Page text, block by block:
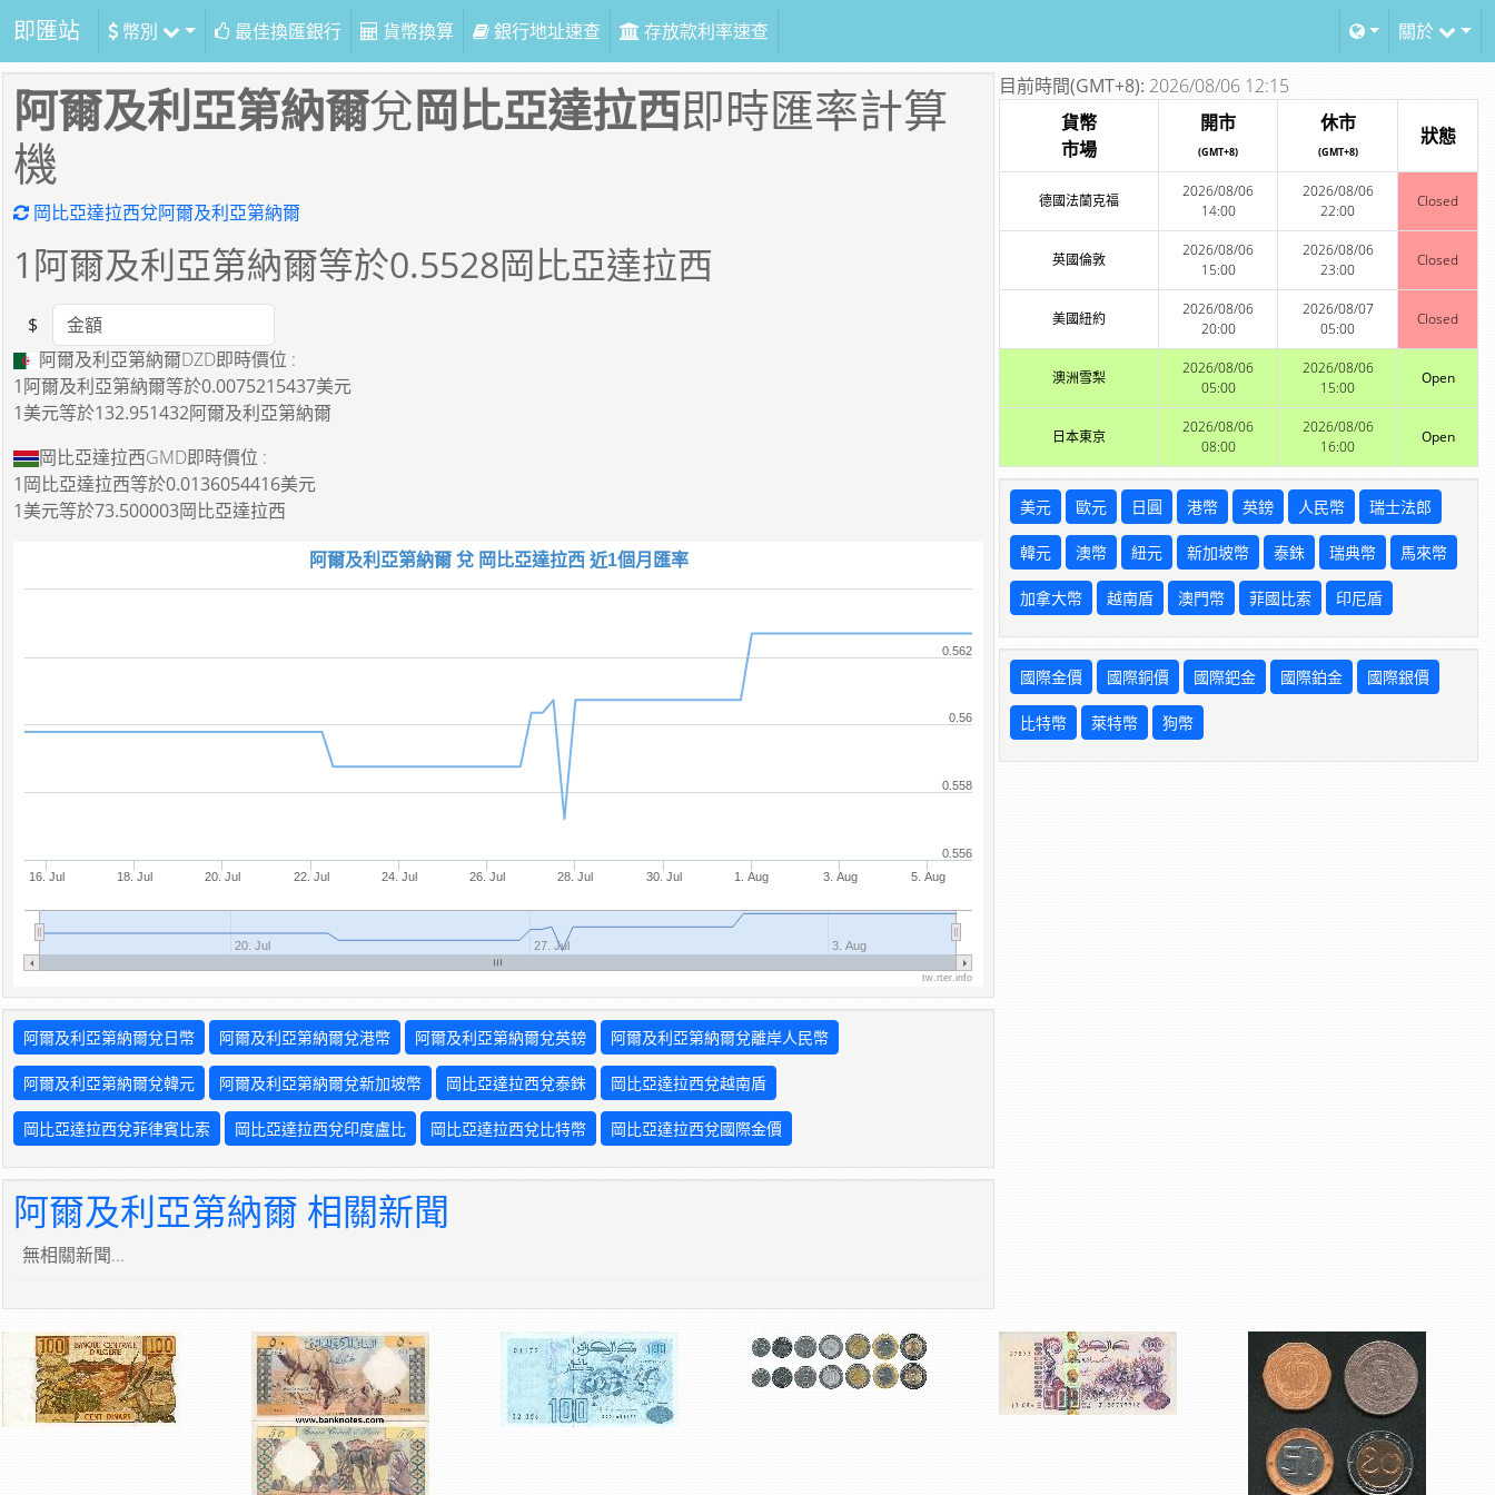
即匯站 幣別 最佳換匯銀行 貨幣換算 銀行地址速查 存放款利率速查 關於
阿爾及利亞第納爾兌岡比亞達拉西即時匯率計算
機
岡比亞達拉西兌阿爾及利亞第納爾
1阿爾及利亞第納爾等於0.5528岡比亞達拉西
Amount
$
阿爾及利亞第納爾DZD即時價位 :
1阿爾及利亞第納爾等於0.0075215437美元
1美元等於132.951432阿爾及利亞第納爾
岡比亞達拉西GMD即時價位 :
1岡比亞達拉西等於0.0136054416美元
1美元等於73.500003岡比亞達拉西
阿爾及利亞第納爾 兌 岡比亞達拉西 近1個月匯率
16. Jul 18. Jul 20. Jul 22. Jul 24. Jul 26. Jul 28. Jul 30. Jul 1. Aug 3. Aug 5. Aug
20. Jul 27. Jul 3. Aug
0.556
0.558
0.56
0.562
tw.rter.info
阿爾及利亞第納爾兌日幣 阿爾及利亞第納爾兌港幣 阿爾及利亞第納爾兌英鎊 阿爾及利亞第納爾兌離岸人民幣
阿爾及利亞第納爾兌韓元 阿爾及利亞第納爾兌新加坡幣 岡比亞達拉西兌泰銖 岡比亞達拉西兌越南盾
岡比亞達拉西兌菲律賓比索 岡比亞達拉西兌印度盧比 岡比亞達拉西兌比特幣 岡比亞達拉西兌國際金價
阿爾及利亞第納爾 相關新聞
無相關新聞...
目前時間(GMT+8): 2026/08/06 12:15
貨幣
市場
開市
(GMT+8)
休市
(GMT+8)
狀態
德國法蘭克福
2026/08/06
14:00
2026/08/06
22:00
Closed
英國倫敦
2026/08/06
15:00
2026/08/06
23:00
Closed
美國紐約
2026/08/06
20:00
2026/08/07
05:00
Closed
澳洲雪梨
2026/08/06
05:00
2026/08/06
15:00
Open
日本東京
2026/08/06
08:00
2026/08/06
16:00
Open
美元 歐元 日圓 港幣 英鎊 人民幣 瑞士法郎
韓元 澳幣 紐元 新加坡幣 泰銖 瑞典幣 馬來幣
加拿大幣 越南盾 澳門幣 菲國比索 印尼盾
國際金價 國際銅價 國際鈀金 國際鉑金 國際銀價
比特幣 萊特幣 狗幣